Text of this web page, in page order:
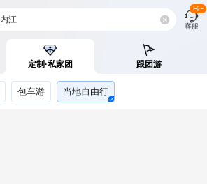
内江
客服
Hi~
定制·私家团 跟团游
包车游 当地自由行